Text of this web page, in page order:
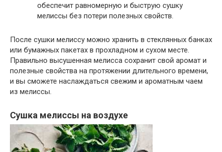
обеспечит равномерную и быструю сушку
мелиссы без потери полезных свойств.
После сушки мелиссу можно хранить в стеклянных банках
или бумажных пакетах в прохладном и сухом месте.
Правильно высушенная мелисса сохранит свой аромат и
полезные свойства на протяжении длительного времени,
и вы сможете наслаждаться свежим и ароматным чаем
из мелиссы.
Сушка мелиссы на воздухе